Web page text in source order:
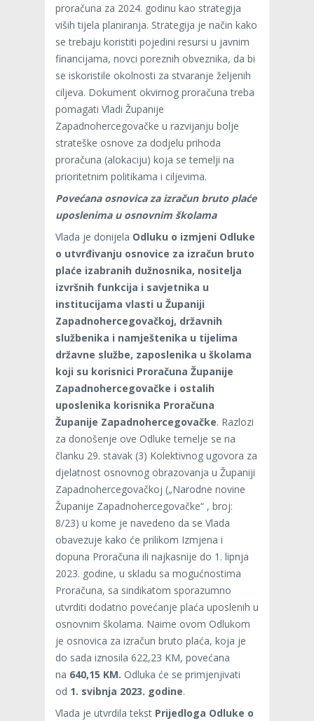
proračuna za 2024. godinu kao strategija
viših tijela planiranja. Strategija je način kako
se trebaju koristiti pojedini resursi u javnim
financijama, novci poreznih obveznika, da bi
se iskoristile okolnosti za stvaranje željenih
ciljeva. Dokument okvirnog proračuna treba
pomagati Vladi Županije
Zapadnohercegovačke u razvijanju bolje
strateške osnove za dodjelu prihoda
proračuna (alokaciju) koja se temelji na
prioritetnim politikama i ciljevima.
Povećana osnovica za izračun bruto plaće
uposlenima u osnovnim školama
Vlada je donijela Odluku o izmjeni Odluke
o utvrđivanju osnovice za izračun bruto
plaće izabranih dužnosnika, nositelja
izvršnih funkcija i savjetnika u
institucijama vlasti u Županiji
Zapadnohercegovačkoj, državnih
službenika i namještenika u tijelima
državne službe, zaposlenika u školama
koji su korisnici Proračuna Županije
Zapadnohercegovačke i ostalih
uposlenika korisnika Proračuna
Županije Zapadnohercegovačke. Razlozi
za donošenje ove Odluke temelje se na
članku 29. stavak (3) Kolektivnog ugovora za
djelatnost osnovnog obrazovanja u Županiji
Zapadnohercegovačkoj („Narodne novine
Županije Zapadnohercegovačke“ , broj:
8/23) u kome je navedeno da se Vlada
obavezuje kako će prilikom Izmjena i
dopuna Proračuna ili najkasnije do 1. lipnja
2023. godine, u skladu sa mogućnostima
Proračuna, sa sindikatom sporazumno
utvrditi dodatno povećanje plaća uposlenih u
osnovnim školama. Naime ovom Odlukom
je osnovica za izračun bruto plaća, koja je
do sada iznosila 622,23 KM, povećana
na 640,15 KM. Odluka će se primjenjivati
od 1. svibnja 2023. godine.
Vlada je utvrdila tekst Prijedloga Odluke o